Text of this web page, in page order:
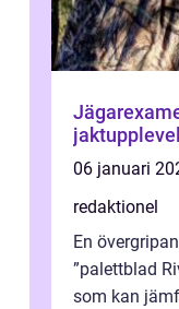
06 januari
redaktionel
En
”palettblad
som kan